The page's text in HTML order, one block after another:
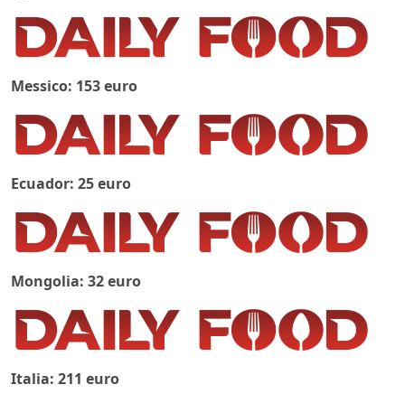
Messico: 153 euro
Ecuador: 25 euro
Mongolia: 32 euro
Italia: 211 euro